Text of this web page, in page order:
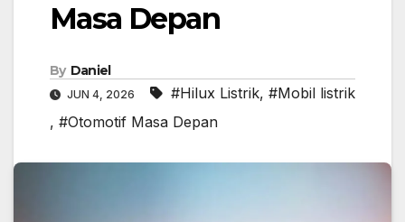
Masa Depan
By Daniel
JUN 4, 2026 #Hilux Listrik, #Mobil listrik
, #Otomotif Masa Depan